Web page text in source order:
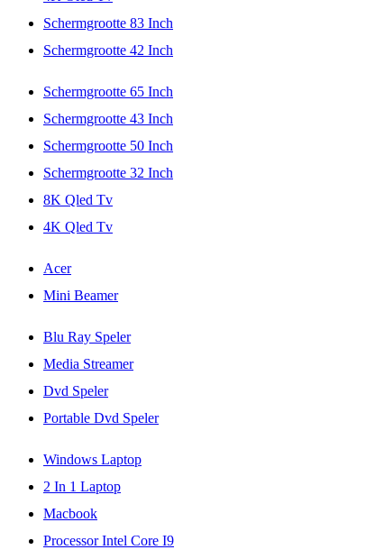
Schermgrootte 83 Inch
Schermgrootte 42 Inch
Schermgrootte 65 Inch
Schermgrootte 43 Inch
Schermgrootte 50 Inch
Schermgrootte 32 Inch
8K Qled Tv
4K Qled Tv
Acer
Mini Beamer
Blu Ray Speler
Media Streamer
Dvd Speler
Portable Dvd Speler
Windows Laptop
2 In 1 Laptop
Macbook
Processor Intel Core I9